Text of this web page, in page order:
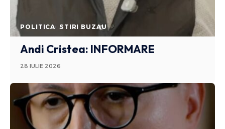
POLITICA STIRI BUZAU
Andi Cristea: INFORMARE
28 IULIE 2026